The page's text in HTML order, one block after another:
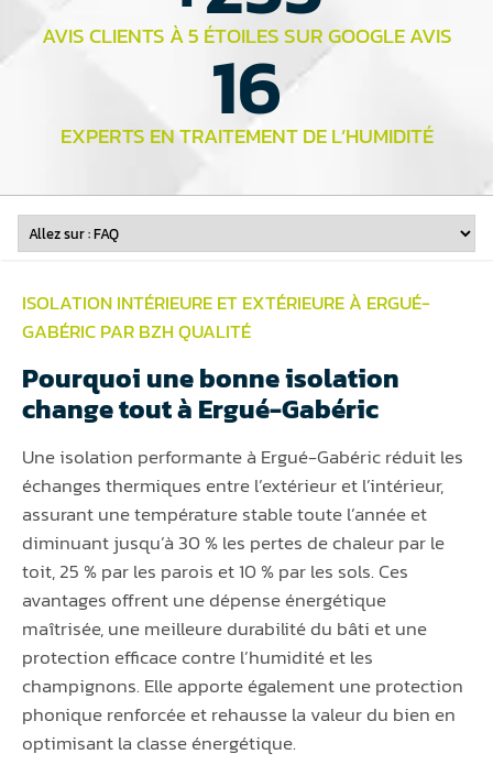
AVIS CLIENTS À 5 ÉTOILES SUR GOOGLE AVIS
EXPERTS EN TRAITEMENT DE L’HUMIDITÉ
16
ISOLATION INTÉRIEURE ET EXTÉRIEURE À ERGUÉ-
GABÉRIC PAR BZH QUALITÉ
Pourquoi une bonne isolation
change tout à Ergué-Gabéric
Une isolation performante à Ergué-Gabéric réduit les
échanges thermiques entre l’extérieur et l’intérieur,
assurant une température stable toute l’année et
diminuant jusqu’à 30 % les pertes de chaleur par le
toit, 25 % par les parois et 10 % par les sols. Ces
avantages offrent une dépense énergétique
maîtrisée, une meilleure durabilité du bâti et une
protection efficace contre l’humidité et les
champignons. Elle apporte également une protection
phonique renforcée et rehausse la valeur du bien en
optimisant la classe énergétique.